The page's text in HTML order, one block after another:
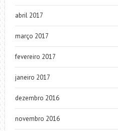
abril 2017
março 2017
fevereiro 2017
janeiro 2017
dezembro 2016
novembro 2016